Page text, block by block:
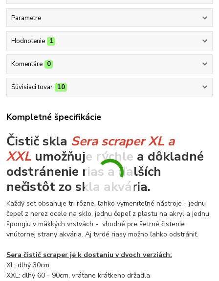
Parametre
Hodnotenie 1
Komentáre 0
Súvisiaci tovar 10
Kompletné špecifikácie
Čistič skla Sera scraper XL a
XXL umožňuje rýchle a dôkladné
odstránenie rias a ďalších
nečistôt zo skla akvária.
Každý set obsahuje tri rôzne, ľahko vymeniteľné nástroje - jednu
čepeľ z nerez ocele na sklo, jednu čepeľ z plastu na akryl a jednu
špongiu v mäkkých vrstvách - vhodné pre šetrné čistenie
vnútornej strany akvária. Aj tvrdé riasy možno ľahko odstrániť.
Sera čistič scraper je k dostaniu v dvoch verziách:
XL: dlhý 30cm
XXL: dlhý 60 - 90cm, vrátane krátkeho držadla